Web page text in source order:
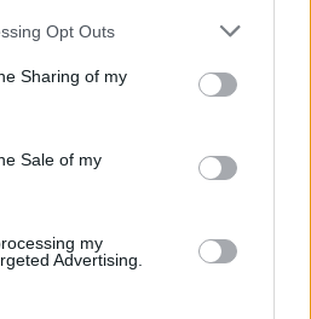
app uses one or more Google
behaviour. You may click to
and its third-party tags to
purposes in below Google
Opt Outs
Sharing of my
Sale of my
my
Advertising.
Gestion du temps
et la récupération
de gestion du temps
la journée
deutsch español polskim